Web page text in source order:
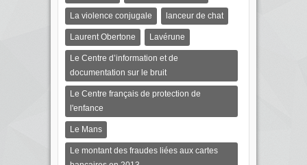
La violence conjugale lanceur de chat
Laurent Obertone Lavérune
Le Centre d’information et de
documentation sur le bruit
Le Centre français de protection de
l'enfance
Le Mans
Le montant des fraudes liées aux cartes